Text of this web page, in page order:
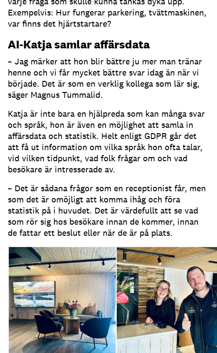
Exempelvis: Hur fungerar parkering, tvättmaskinen,
var finns det hjärtstartare?
AI-Katja samlar affärsdata
– Jag märker att hon blir bättre ju mer man tränar
henne och vi får mycket bättre svar idag än när vi
började. Det är som en verklig kollega som lär sig,
säger Magnus Tummalid.
Katja är inte bara en hjälpreda som kan många svar
och språk, hon är även en möjlighet att samla in
affärsdata och statistik. Helt enligt GDPR går det
att få ut information om vilka språk hon ofta talar,
vid vilken tidpunkt, vad folk frågar om och vad
besökare är intresserade av.
– Det är sådana frågor som en receptionist får, men
som det är omöjligt att komma ihåg och föra
statistik på i huvudet. Det är värdefullt att se vad
som rör sig hos besökare innan de kommer, innan
de fattar ett beslut eller när de är på plats.